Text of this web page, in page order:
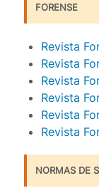
FORENSE
Revista
Revista
Revista
Revista
Revista
Revista
NORMAS DE